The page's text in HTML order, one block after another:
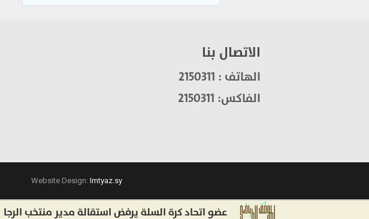
الاتصال بنا
الهاتف : 2150311
الفاكس: 2150311
Website Design: Imtyaz.sy
عضو اتحاد كرة السلة يرفض استقالة مدير منتخب الرجال